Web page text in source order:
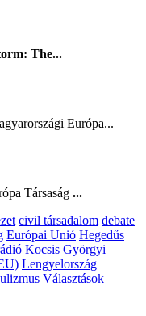
The...
Európa...
Társaság ...
civil társadalom debate
Európai Unió Hegedűs
Kocsis Györgyi
Lengyelország
Választások